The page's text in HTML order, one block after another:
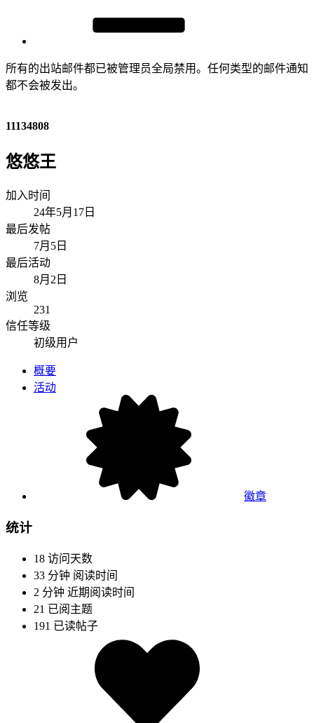
所有的出站邮件都已被管理员全局禁用。任何类型的邮件通知
都不会被发出。
11134808
悠悠王
加入时间
24年5月17日
最后发帖
7月5日
最后活动
8月2日
浏览
231
信任等级
初级用户
概要
活动
徽章
统计
18 访问天数
33 分钟 阅读时间
2 分钟 近期阅读时间
21 已阅主题
191 已读帖子